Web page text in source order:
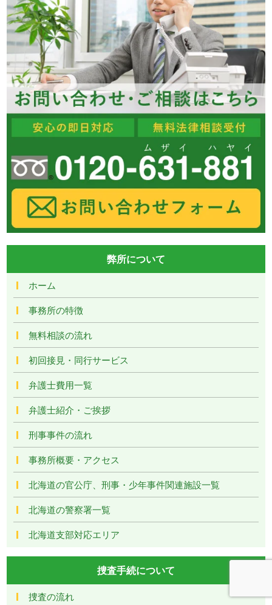
弊所について
ホーム
事務所の特徴
無料相談の流れ
初回接見・同行サービス
弁護士費用一覧
弁護士紹介・ご挨拶
刑事事件の流れ
事務所概要・アクセス
北海道の官公庁、刑事・少年事件関連施設一覧
北海道の警察署一覧
北海道支部対応エリア
捜査手続について
捜査の流れ